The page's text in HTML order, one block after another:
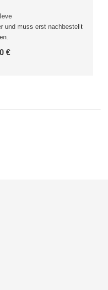
und muss erst nachbestellt
€